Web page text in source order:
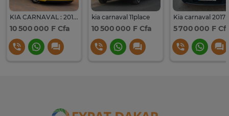
KIA CARNAVAL : 2016 / 11 places
10 500 000 F Cfa
kia carnaval 11place
10 500 000 F Cfa
Kia carnaval 2017
5 700 000 F